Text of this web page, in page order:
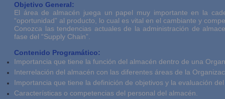
Objetivo General:
El área de almacén juega un papel muy importante en la
“oportunidad” al producto, lo cual es vital en el cambiante y
Conozca las tendencias actuales de la administración de
fase del “Supply Chain”.
Contenido Programático:
Importancia que tiene la función del almacén dentro de una
Interrelación del almacén con las diferentes áreas de la
Importancia que tiene la definición de objetivos y la evaluación
Características o competencias del personal del almacén.